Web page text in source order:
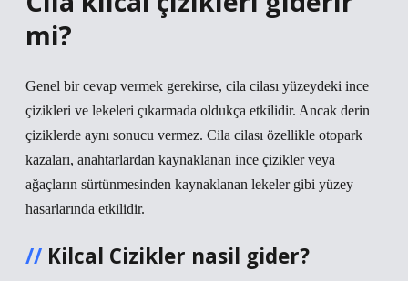
mi?
Genel bir cevap vermek gerekirse, cila cilası yüzeydeki ince
çizikleri ve lekeleri çıkarmada oldukça etkilidir. Ancak derin
çiziklerde aynı sonucu vermez. Cila cilası özellikle otopark
kazaları, anahtarlardan kaynaklanan ince çizikler veya
ağaçların sürtünmesinden kaynaklanan lekeler gibi yüzey
hasarlarında etkilidir.
Kilcal Cizikler nasil gider?